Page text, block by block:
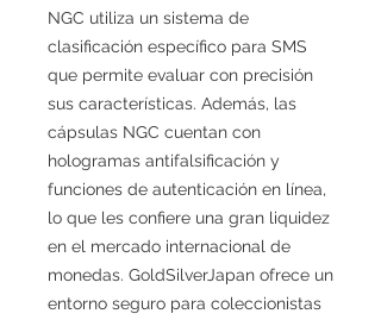
NGC utiliza un sistema de
clasificación específico para SMS
que permite evaluar con precisión
sus características. Además, las
cápsulas NGC cuentan con
hologramas antifalsificación y
funciones de autenticación en línea,
lo que les confiere una gran liquidez
en el mercado internacional de
monedas. GoldSilverJapan ofrece un
entorno seguro para coleccionistas